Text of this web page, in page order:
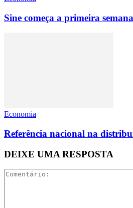
Sine começa a primeira
Economia
Referência nacional na
DEIXE UMA RESPOSTA